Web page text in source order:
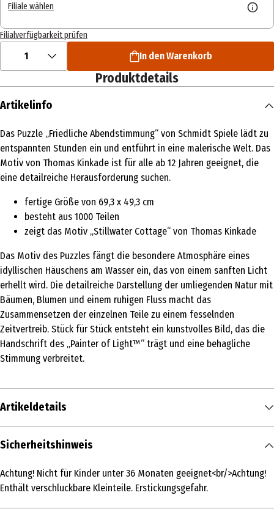
Filiale wählen
Filialverfügbarkeit prüfen
1 In den Warenkorb
Produktdetails
Artikelinfo
Das Puzzle „Friedliche Abendstimmung“ von Schmidt Spiele lädt zu
entspannten Stunden ein und entführt in eine malerische Welt. Das
Motiv von Thomas Kinkade ist für alle ab 12 Jahren geeignet, die
eine detailreiche Herausforderung suchen.
fertige Größe von 69,3 x 49,3 cm
besteht aus 1000 Teilen
zeigt das Motiv „Stillwater Cottage“ von Thomas Kinkade
Das Motiv des Puzzles fängt die besondere Atmosphäre eines
idyllischen Häuschens am Wasser ein, das von einem sanften Licht
erhellt wird. Die detailreiche Darstellung der umliegenden Natur mit
Bäumen, Blumen und einem ruhigen Fluss macht das
Zusammensetzen der einzelnen Teile zu einem fesselnden
Zeitvertreib. Stück für Stück entsteht ein kunstvolles Bild, das die
Handschrift des „Painter of Light™“ trägt und eine behagliche
Stimmung verbreitet.
Artikeldetails
Inhalt
Produkttyp
Sicherheitshinweis
Achtung! Nicht für Kinder unter 36 Monaten geeignet<br/>Achtung!
Enthält verschluckbare Kleinteile. Erstickungsgefahr.